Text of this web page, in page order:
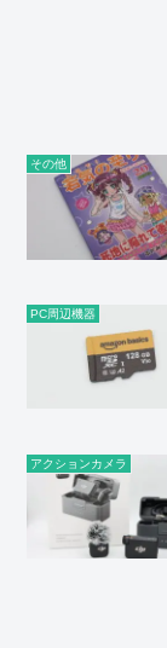
その他
PC周辺機器
アクションカメラ